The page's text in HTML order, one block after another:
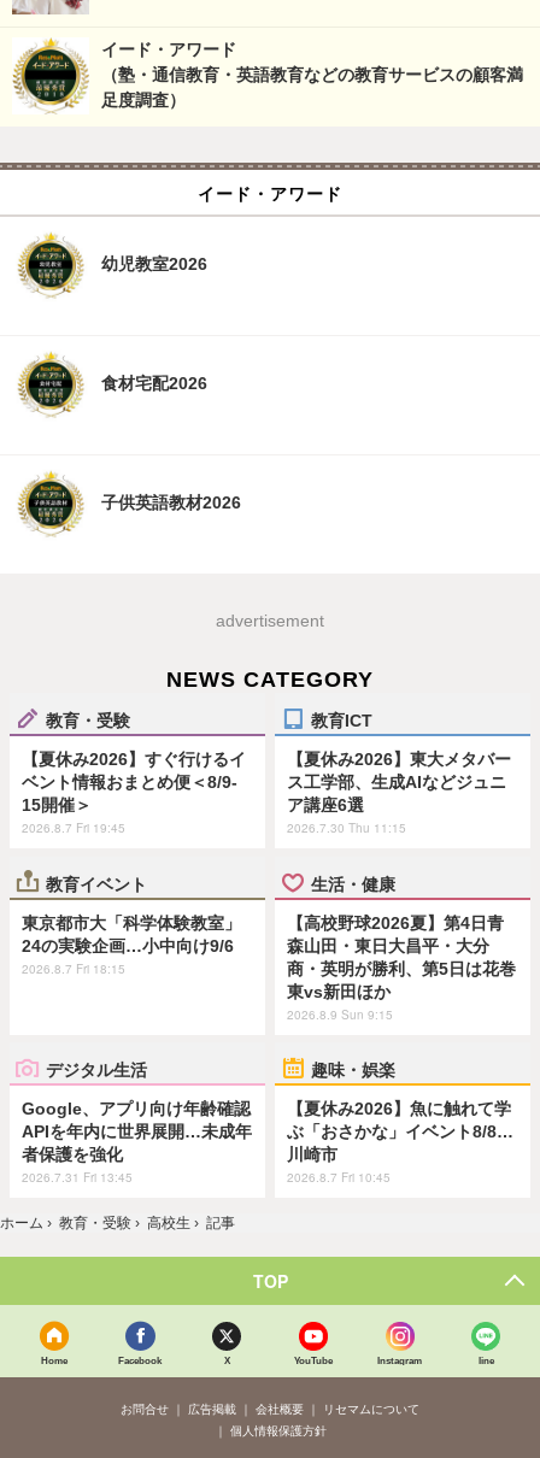
イード・アワード
（塾・通信教育・英語教育などの教育サービスの顧客満
足度調査）
イード・アワード
幼児教室2026
食材宅配2026
子供英語教材2026
advertisement
NEWS CATEGORY
教育・受験
【夏休み2026】すぐ行けるイ
ベント情報おまとめ便＜8/9-
15開催＞
2026.8.7 Fri 19:45
教育ICT
【夏休み2026】東大メタバー
ス工学部、生成AIなどジュニ
ア講座6選
2026.7.30 Thu 11:15
教育イベント
東京都市大「科学体験教室」
24の実験企画…小中向け9/6
2026.8.7 Fri 18:15
生活・健康
【高校野球2026夏】第4日青
森山田・東日大昌平・大分
商・英明が勝利、第5日は花巻
東vs新田ほか
2026.8.9 Sun 9:15
デジタル生活
Google、アプリ向け年齢確認
APIを年内に世界展開…未成年
者保護を強化
2026.7.31 Fri 13:45
趣味・娯楽
【夏休み2026】魚に触れて学
ぶ「おさかな」イベント8/8…
川崎市
2026.8.7 Fri 10:45
ホーム › 教育・受験 › 高校生 › 記事
TOP
Home Facebook X YouTube Instagram line
お問合せ 広告掲載 会社概要
リセマムについて
個人情報保護方針